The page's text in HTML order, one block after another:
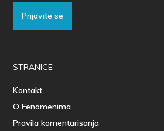
Prijavite se
STRANICE
Kontakt
O Fenomenima
Pravila komentarisanja